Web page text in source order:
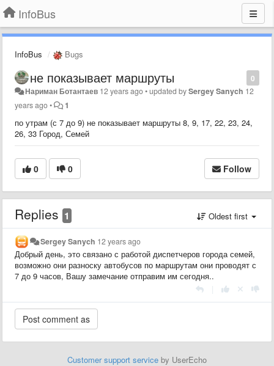
InfoBus
InfoBus Bugs
0
не показывает маршруты
Нариман Ботантаев 12 years ago•updated bySergey Sanych 12
years ago• 1
по утрам (с 7 до 9) не показывает маршруты 8, 9, 17, 22, 23, 24,
26, 33 Город, Семей
0 0 Follow
Replies 1 Oldest first
Sergey Sanych 12 years ago
Добрый день, это связано с работой диспетчеров города семей,
возможно они разноску автобусов по маршрутам они проводят с
7 до 9 часов, Вашу замечание отправим им сегодня..
Customer support service by UserEcho